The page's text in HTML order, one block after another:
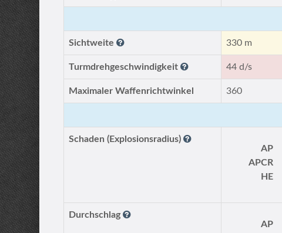
Sichtweite 330 m
Turmdrehgeschwindigkeit 44 d/s
Maximaler Waffenrichtwinkel 360
Schaden (Explosionsradius)
AP
APCR
HE
Durchschlag
AP